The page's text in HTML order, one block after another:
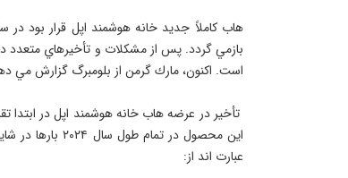
هاب كاملاً جديد خانه هوشمند اپل قرار بود
اين محصول در